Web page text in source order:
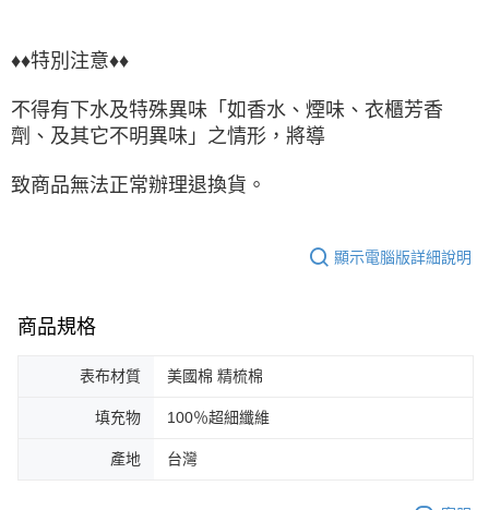
♦♦特別注意♦♦
不得有下水及特殊異味「如香水、煙味、衣櫃芳香
劑、及其它不明異味」之情形，將導
致商品無法正常辦理退換貨。
顯示電腦版詳細說明
商品規格
表布材質 美國棉 精梳棉
填充物 100％超細纖維
產地 台灣